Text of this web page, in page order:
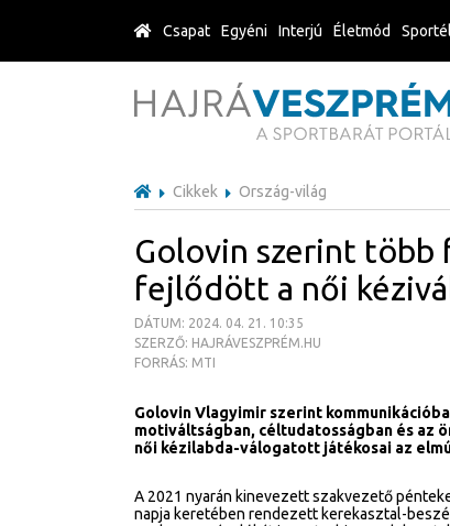
Cikkek Ország-világ
Golovin szerint
fejlődött a női
DÁTUM: 2024. 04. 21. 10:35
SZERZŐ: HAJRÁVESZPRÉM.HU
FORRÁS: MTI
Golovin Vlagyimir szerint
motiváltságban, céltudatosságban és az
női kézilabda-válogatott játékosai az
A 2021 nyarán kinevezett szakvezető
napja keretében rendezett kerekasztal-
Csapat Egyéni Interjú Életmód